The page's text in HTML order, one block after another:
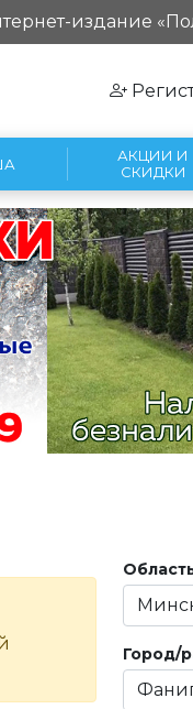
издание
АКЦИИ И
СКИДКИ
Город/